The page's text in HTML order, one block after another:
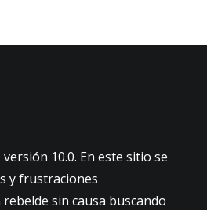
10.0. En este sitio se
y frustraciones
sin causa buscando